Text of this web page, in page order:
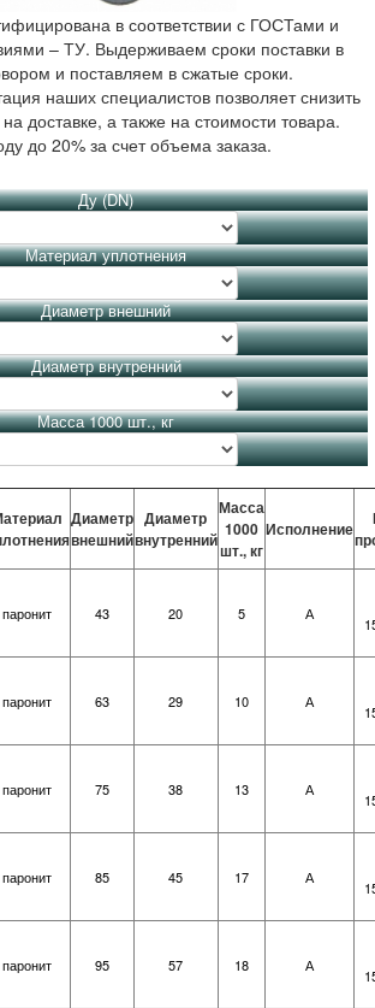
в соответствии с ГОСТами и
– ТУ. Выдерживаем сроки поставки в
и поставляем в сжатые сроки.
наших специалистов позволяет снизить
доставке, а также на стоимости товара.
до 20% за счет объема заказа.
Ду (DN)
Материал уплотнения
Диаметр внешний
Диаметр внутренний
Масса 1000 шт., кг
Диаметр
внешний
Диаметр
внутренний
Масса
1000
шт., кг
Исполнение
паронит 43 20 5 А
паронит 63 29 10 А
паронит 75 38 13 А
паронит 85 45 17 А
паронит 95 57 18 А